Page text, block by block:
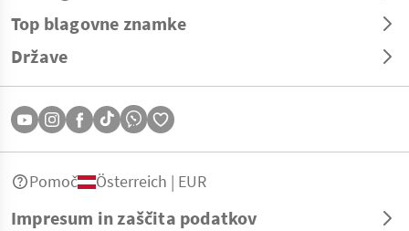
Top blagovne znamke
Države
Impresum in zaščita podatkov
Pomoč Österreich | EUR